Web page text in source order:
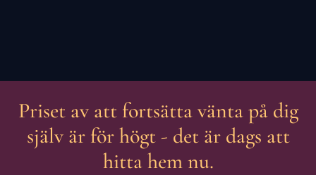
Priset av att fortsätta vänta på dig
själv är för högt - det är dags att
hitta hem nu.